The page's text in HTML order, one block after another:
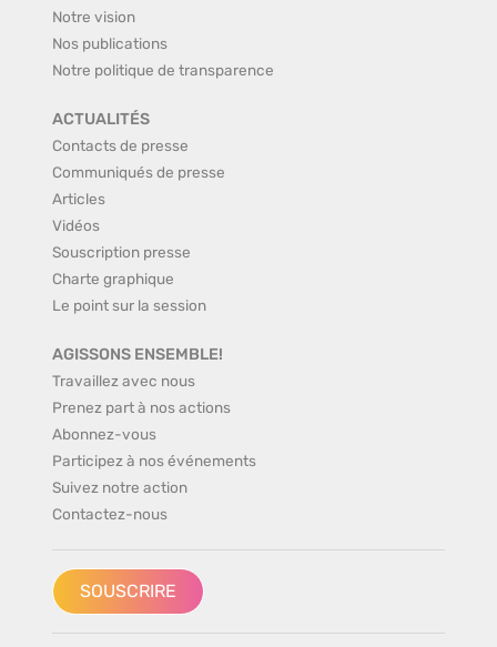
Notre vision
Nos publications
Notre politique de transparence
ACTUALITÉS
Contacts de presse
Communiqués de presse
Articles
Vidéos
Souscription presse
Charte graphique
Le point sur la session
AGISSONS ENSEMBLE!
Travaillez avec nous
Prenez part à nos actions
Abonnez-vous
Participez à nos événements
Suivez notre action
Contactez-nous
SOUSCRIRE